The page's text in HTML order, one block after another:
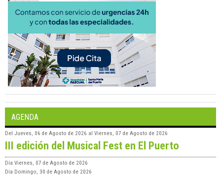
AGENDA
Del Jueves, 06 de Agosto de 2026 al Viernes, 07 de Agosto de 2026
III edición del Musical Fest en El Puerto
Día Viernes, 07 de Agosto de 2026
Día Domingo, 30 de Agosto de 2026